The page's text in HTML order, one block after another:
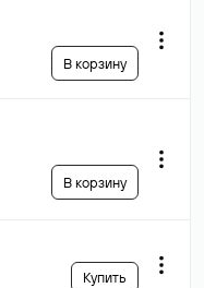
В корзину
В корзину
Купить